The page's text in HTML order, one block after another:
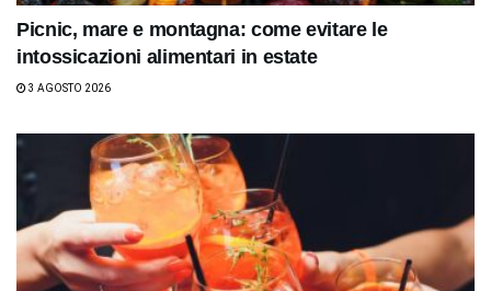
Picnic, mare e montagna: come evitare le
intossicazioni alimentari in estate
3 AGOSTO 2026